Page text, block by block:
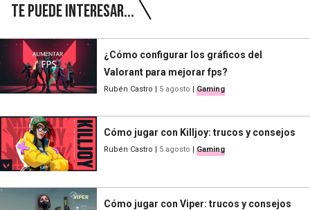
Te puede interesar...
¿Cómo configurar los gráficos del
Valorant para mejorar fps?
Rubén Castro | 5 agosto | Gaming
Cómo jugar con Killjoy: trucos y consejos
Rubén Castro | 5 agosto | Gaming
Cómo jugar con Viper: trucos y consejos